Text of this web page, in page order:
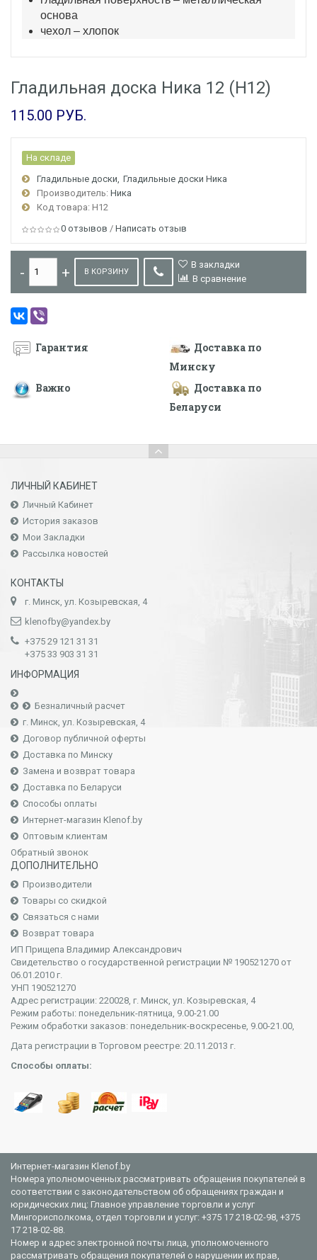
основа
чехол – хлопок
Гладильная доска Ника 12 (Н12)
115.00 РУБ.
На складе
Гладильные доски Гладильные доски Ника
Производитель: Ника
Код товара: Н12
0 отзывов / Написать отзыв
В КОРЗИНУ
В закладки
В сравнение
Гарантия
Доставка по
Минску
Важно
Доставка по
Беларуси
ЛИЧНЫЙ КАБИНЕТ
Личный Кабинет
История заказов
Мои Закладки
Рассылка новостей
КОНТАКТЫ
г. Минск, ул. Козыревская, 4
klenofby@yandex.by
+З75 29 121 31 31
+З75 33 903 31 31
ИНФОРМАЦИЯ
Безналичный расчет
г. Минск, ул. Козыревская, 4
Договор публичной оферты
Доставка по Минску
Замена и возврат товара
Доставка по Беларуси
Способы оплаты
Интернет-магазин Klenof.by
Оптовым клиентам
Обратный звонок
ДОПОЛНИТЕЛЬНО
Производители
Товары со скидкой
Связаться с нами
Возврат товара
ИП Прищепа Владимир Александрович
Свидетельство о государственной регистрации № 190521270 от
06.01.2010 г.
УНП 190521270
Адрес регистрации: 220028, г. Минск, ул. Козыревская, 4
Режим работы: понедельник-пятница, 9.00-21.00
Режим обработки заказов: понедельник-воскресенье, 9.00-21.00,
Дата регистрации в Торговом реестре: 20.11.2013 г.
Способы оплаты:
Интернет-магазин Klenof.by
Номера уполномоченных рассматривать обращения покупателей в
соответствии с законодательством об обращениях граждан и
юридических лиц: Главное управление торговли и услуг
Мингорисполкома, отдел торговли и услуг: +375 17 218-02-98, +375
17 218-02-88.
Номер и адрес электронной почты лица, уполномоченного
рассматривать обращения покупателей о нарушении их прав,